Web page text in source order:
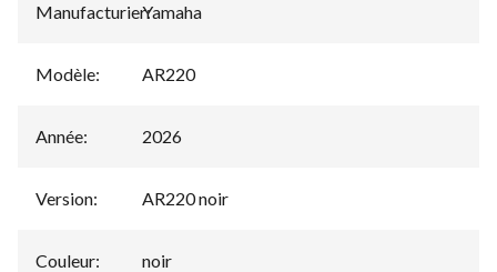
Manufacturier:
Yamaha
Modèle: AR220
Année: 2026
Version: AR220 noir
Couleur: noir